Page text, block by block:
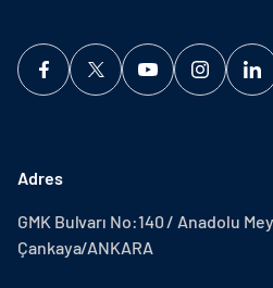
Adres
GMK Bulvarı No:140 / Anadolu
Çankaya/ANKARA